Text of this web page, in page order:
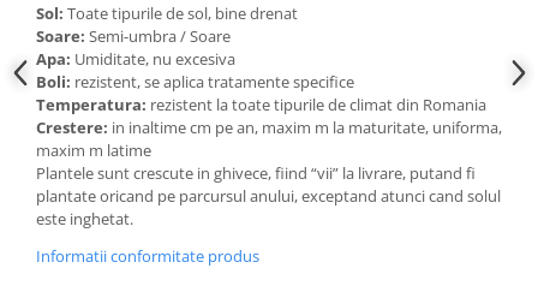
Sol: Toate tipurile de sol, bine drenat
Soare: Semi-umbra / Soare
Apa: Umiditate, nu excesiva
Boli: rezistent, se aplica tratamente specifice
Temperatura: rezistent la toate tipurile de climat din Romania
Crestere: in inaltime cm pe an, maxim m la maturitate, uniforma,
maxim m latime
Plantele sunt crescute in ghivece, fiind “vii” la livrare, putand fi
plantate oricand pe parcursul anului, exceptand atunci cand solul
este inghetat.
Informatii conformitate produs